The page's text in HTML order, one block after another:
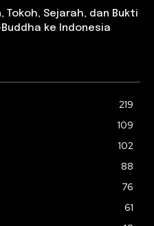
Tokoh, Sejarah, dan Bukti
ke Indonesia
219
109
102
88
76
61